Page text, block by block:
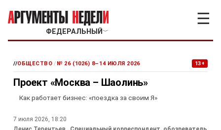
ФЕДЕРАЛЬНЫЙ ﹀
☰
//ОБЩЕСТВО / № 26 (1026) 8–14 ИЮЛЯ 2026 13+
Проект «Москва – Шаолинь»
Как работает бизнес: «поездка за своим Я»
7 июля 2026, 18:20